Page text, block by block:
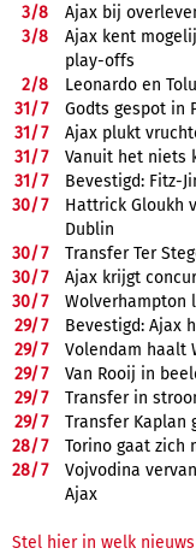
3/8
Ajax bij
3/8
Ajax kent
play-offs
2/8
Leonardo en
31/7
Godts gespot in
31/7
Ajax plukt
31/7
Vanuit het niets
31/7
Bevestigd: Fitz-
30/7
Hattrick Gloukh
Dublin
30/7
Transfer Ter
30/7
Ajax krijgt
30/7
Wolverhampton
29/7
Bevestigd: Ajax
29/7
Volendam haalt
29/7
Van Rooij in
29/7
Transfer in
29/7
Transfer Kaplan
28/7
Torino gaat zich
28/7
Vojvodina
Ajax
Stel hier in welk